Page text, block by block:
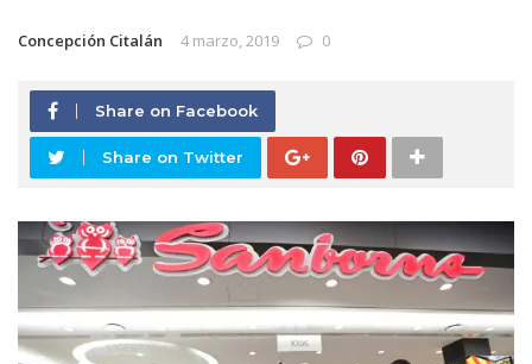
Concepción Citalán 4 marzo, 2019 0
Share on Facebook
Share on Twitter